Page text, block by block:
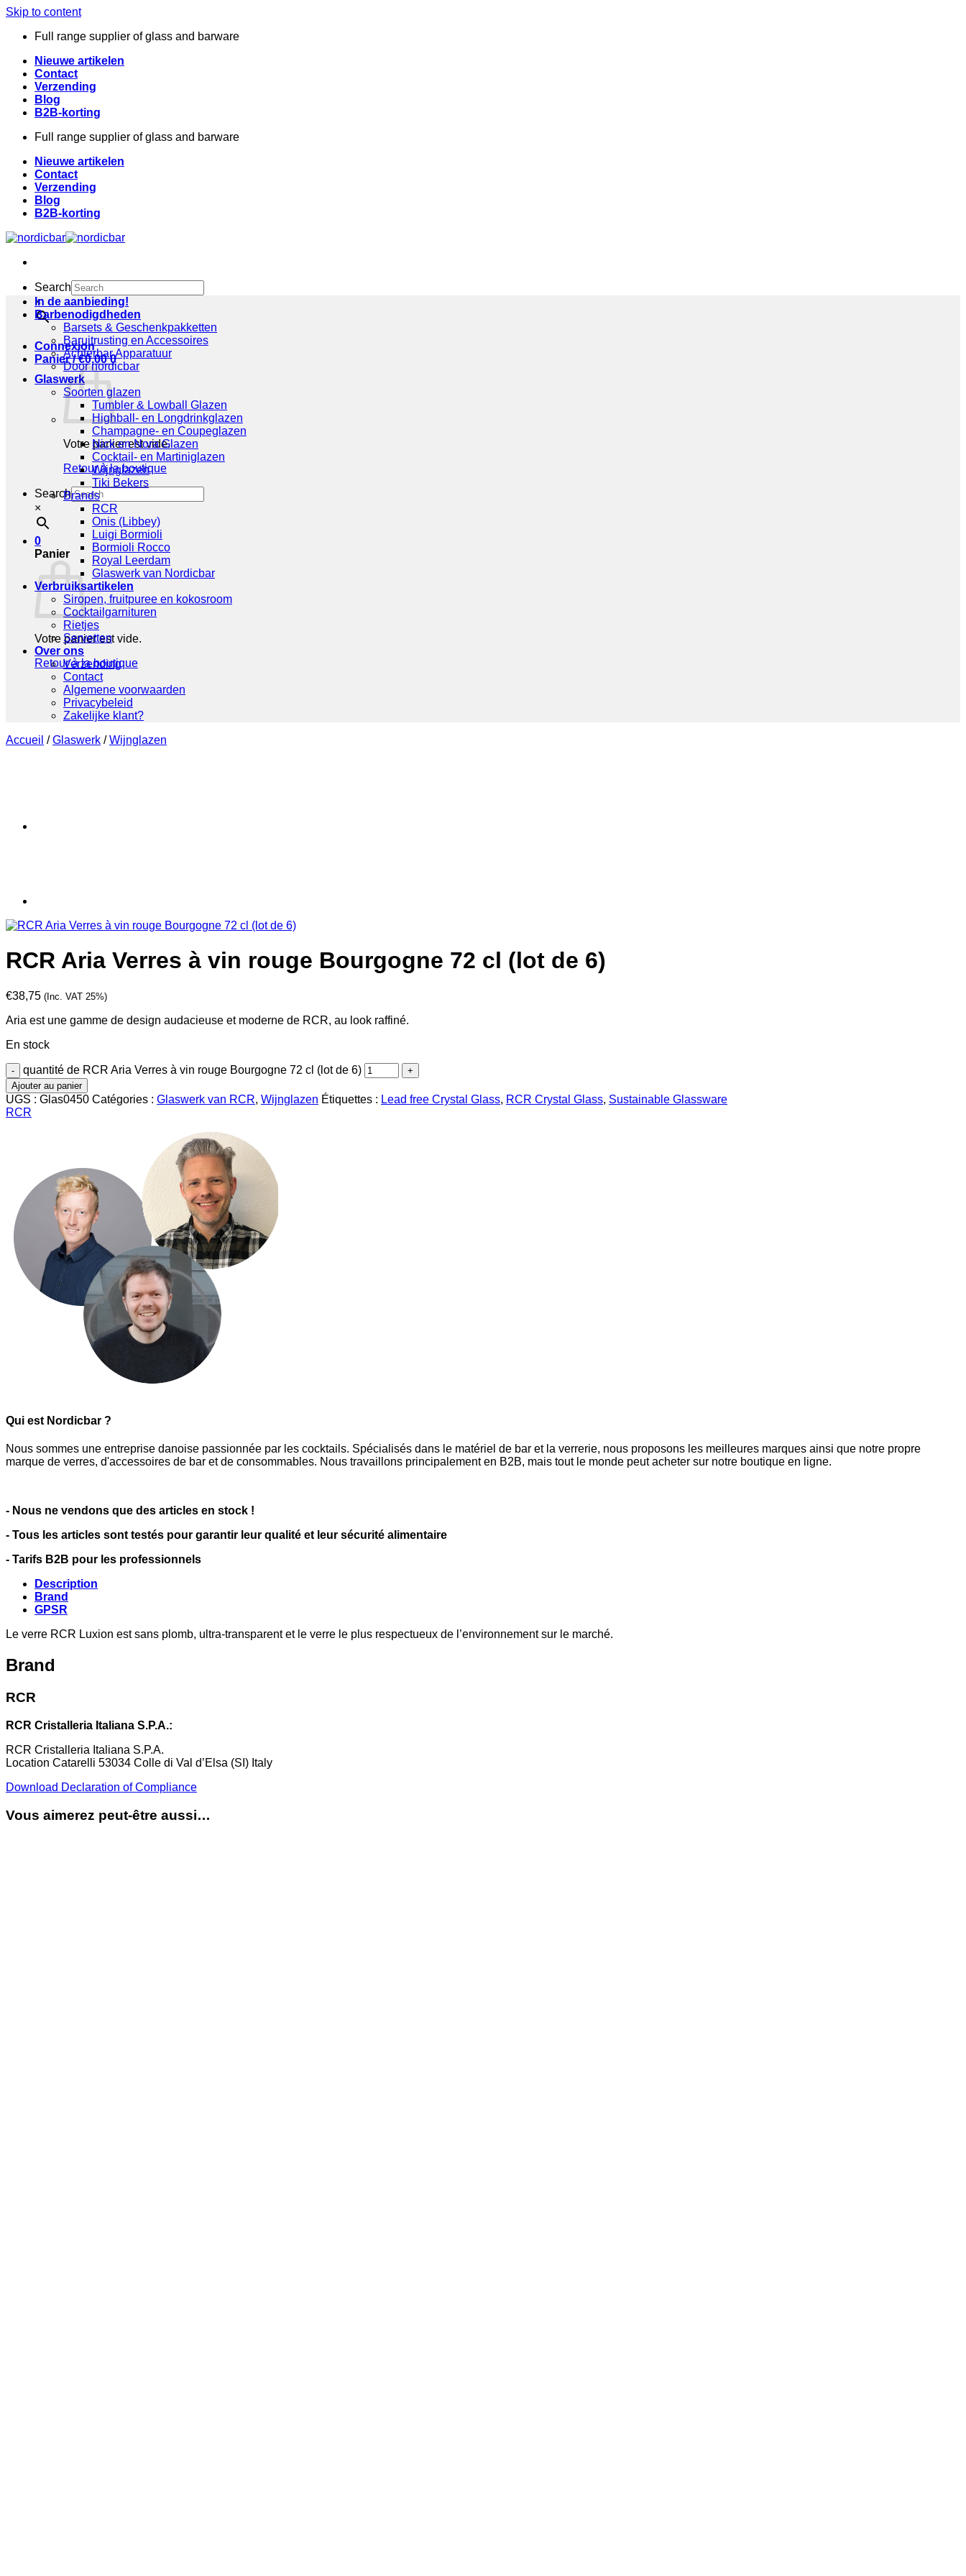
Skip to content
Full range supplier of glass and barware
Nieuwe artikelen
Contact
Verzending
Blog
B2B-korting
Full range supplier of glass and barware
Nieuwe artikelen
Contact
Verzending
Blog
B2B-korting
Search
×
Connexion
Panier /€0,00 0
Votre panier est vide.
Retour à la boutique
Search
×
0
Panier
Votre panier est vide.
Retour à la boutique
In de aanbieding!
Barbenodigdheden
Barsets & Geschenkpakketten
Baruitrusting en Accessoires
Achterbar Apparatuur
Door nordicbar
Glaswerk
Soorten glazen
Tumbler & Lowball Glazen
Highball- en Longdrinkglazen
Champagne- en Coupeglazen
Nick en Nora Glazen
Cocktail- en Martiniglazen
Wijnglazen
Tiki Bekers
Brands
RCR
Onis (Libbey)
Luigi Bormioli
Bormioli Rocco
Royal Leerdam
Glaswerk van Nordicbar
Verbruiksartikelen
Siropen, fruitpuree en kokosroom
Cocktailgarnituren
Rietjes
Servetten
Over ons
Verzending
Contact
Algemene voorwaarden
Privacybeleid
Zakelijke klant?
Accueil / Glaswerk / Wijnglazen
RCR Aria Verres à vin rouge Bourgogne 72 cl (lot de 6)
€38,75 (Inc. VAT 25%)
Aria est une gamme de design audacieuse et moderne de RCR, au look raffiné.
En stock
quantité de RCR Aria Verres à vin rouge Bourgogne 72 cl (lot de 6)
Ajouter au panier
UGS : Glas0450 Catégories : Glaswerk van RCR, Wijnglazen Étiquettes : Lead free Crystal Glass, RCR Crystal Glass, Sustainable Glassware
RCR
Qui est Nordicbar ?
Nous sommes une entreprise danoise passionnée par les cocktails. Spécialisés dans le matériel de bar et la verrerie, nous proposons les meilleures marques ainsi que notre propre
marque de verres, d'accessoires de bar et de consommables. Nous travaillons principalement en B2B, mais tout le monde peut acheter sur notre boutique en ligne.
- Nous ne vendons que des articles en stock !
- Tous les articles sont testés pour garantir leur qualité et leur sécurité alimentaire
- Tarifs B2B pour les professionnels
Description
Brand
GPSR
Le verre RCR Luxion est sans plomb, ultra-transparent et le verre le plus respectueux de l’environnement sur le marché.
Brand
RCR
RCR Cristalleria Italiana S.P.A.:
RCR Cristalleria Italiana S.P.A.
Location Catarelli 53034 Colle di Val d’Elsa (SI) Italy
Download Declaration of Compliance
Vous aimerez peut-être aussi…